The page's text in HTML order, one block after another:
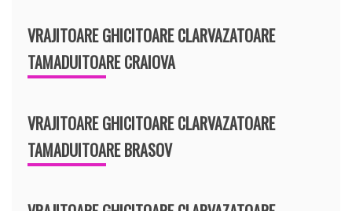
VRAJITOARE GHICITOARE CLARVAZATOARE
TAMADUITOARE CRAIOVA
VRAJITOARE GHICITOARE CLARVAZATOARE
TAMADUITOARE BRASOV